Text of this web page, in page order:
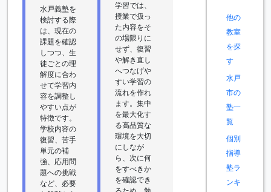
水戸義塾を
検討する際
は、現在の
課題を確認
しつつ、生
徒ごとの理
解度に合わ
せて学習内
容を調整し
やすい点が
特徴です。
学校内容の
復習、苦手
単元の補
強、応用問
題への挑戦
など、必要
学習では、
授業で扱っ
た内容をそ
の場限りに
せず、復習
や解き直し
へつなげや
すい学習の
流れを作れ
ます。集中
を最大化す
る高品質な
環境を大切
にしなが
ら、次に何
をすべきか
を確認でき
他の
教室
を探
す
水戸
市の
塾一
覧
個別
指導
塾ラ
ンキ